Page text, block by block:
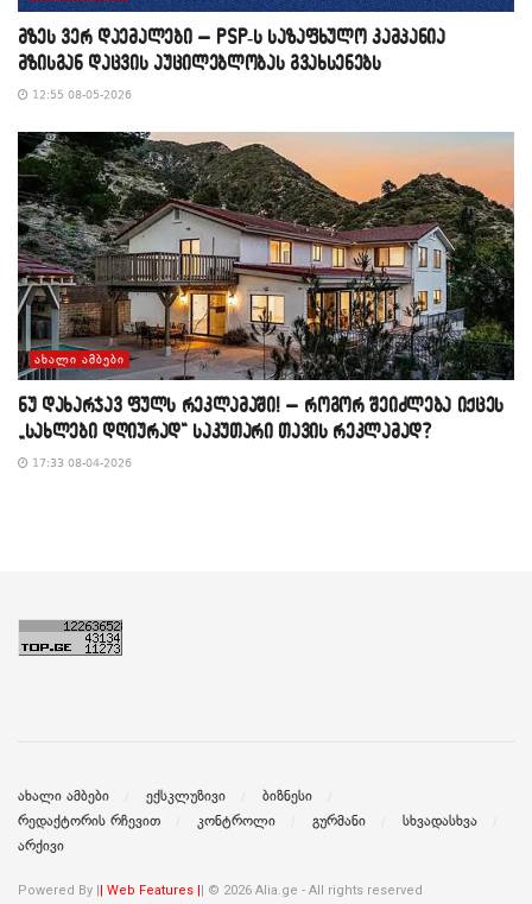
მზეს ვერ დაემალები – PSP-ს საზაფხულო კამპანია
მზისგან დაცვის აუცილებლობას გვახსენებს
12:55 08-05-2026
ᲐᲮᲐᲚᲘ ᲐᲛᲑᲔᲑᲘ
​ნუ დახარჯავ ფულს რეკლამაში! – როგორ შეიძლება იქცეს
„სახლები დღიურად“ საკუთარი თავის რეკლამად?
17:33 08-04-2026
ახალი ამბები ექსკლუზივი
ბიზნესი
რედაქტორის რჩევით
კონტროლი გურმანი
სხვადასხვა
არქივი
Powered By | | Web Features | | © 2026 Alia.ge - All rights reserved